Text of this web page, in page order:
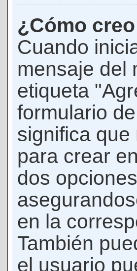
¿Cómo
Cuando
mensaje del
etiqueta
formulario
significa
para crear
dos
en la
También
el usuario